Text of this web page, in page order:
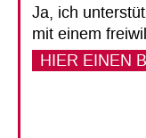
Anke Giesen ist
International,
Ja, ich
mit einem
HIER EINEN